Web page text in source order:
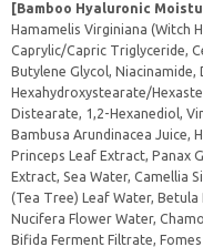
[Bamboo Hyaluronic
Hamamelis Virginiana (Witch
Caprylic/Capric Triglyceride,
Butylene Glycol,
Hexahydroxystearate/
Distearate, 1,2-Hexanediol,
Bambusa Arundinacea Juice,
Princeps Leaf Extract, Panax
Extract, Sea Water, Camellia
(Tea Tree) Leaf Water,
Nucifera Flower Water,
Bifida Ferment Filtrate,